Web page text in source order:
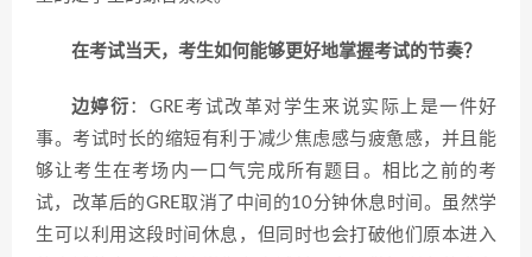
在考试当天，考生如何能够更好地掌握考试的节奏？
边婷衍 ：GRE考试改革对学生来说实际上是一件好
事。考试时长的缩短有利于减少焦虑感与疲惫感，并且能
够让考生在考场内一口气完成所有题目。相比之前的考
试，改革后的GRE取消了中间的10分钟休息时间。虽然学
生可以利用这段时间休息，但同时也会打破他们原本进入